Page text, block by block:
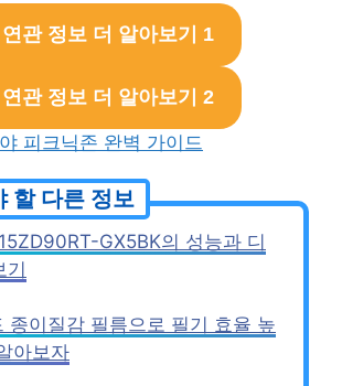
관 정보 더 알아보기 1
관 정보 더 알아보기 2
피크닉존 완벽 가이드
GX5BK의 성능과 디
기
종이질감 필름으로 필기 효율 높
아보자